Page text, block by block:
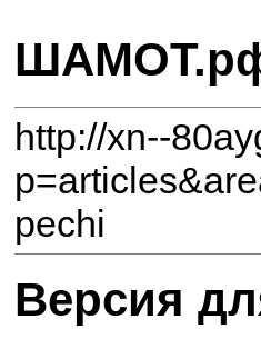
http://xn--
pechi
Версия